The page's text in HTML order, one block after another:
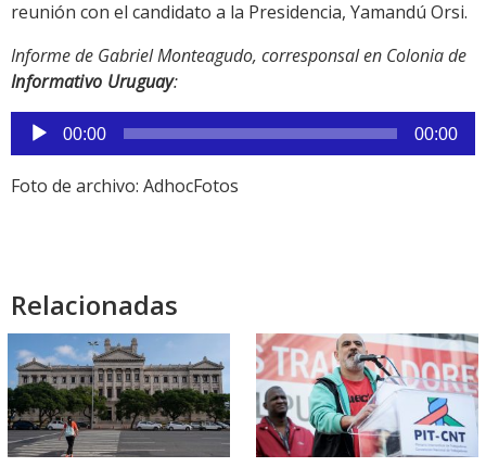
reunión con el candidato a la Presidencia, Yamandú Orsi.
Informe de Gabriel Monteagudo, corresponsal en Colonia de
Informativo Uruguay:
Reproductor
de
audio
00:00 00:00
Foto de archivo: AdhocFotos
Relacionadas